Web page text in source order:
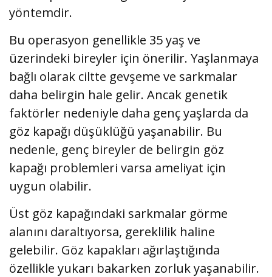
yöntemdir.
Bu operasyon genellikle 35 yaş ve
üzerindeki bireyler için önerilir. Yaşlanmaya
bağlı olarak ciltte gevşeme ve sarkmalar
daha belirgin hale gelir. Ancak genetik
faktörler nedeniyle daha genç yaşlarda da
göz kapağı düşüklüğü yaşanabilir. Bu
nedenle, genç bireyler de belirgin göz
kapağı problemleri varsa ameliyat için
uygun olabilir.
Üst göz kapağındaki sarkmalar görme
alanını daraltıyorsa, gereklilik haline
gelebilir. Göz kapakları ağırlaştığında
özellikle yukarı bakarken zorluk yaşanabilir.